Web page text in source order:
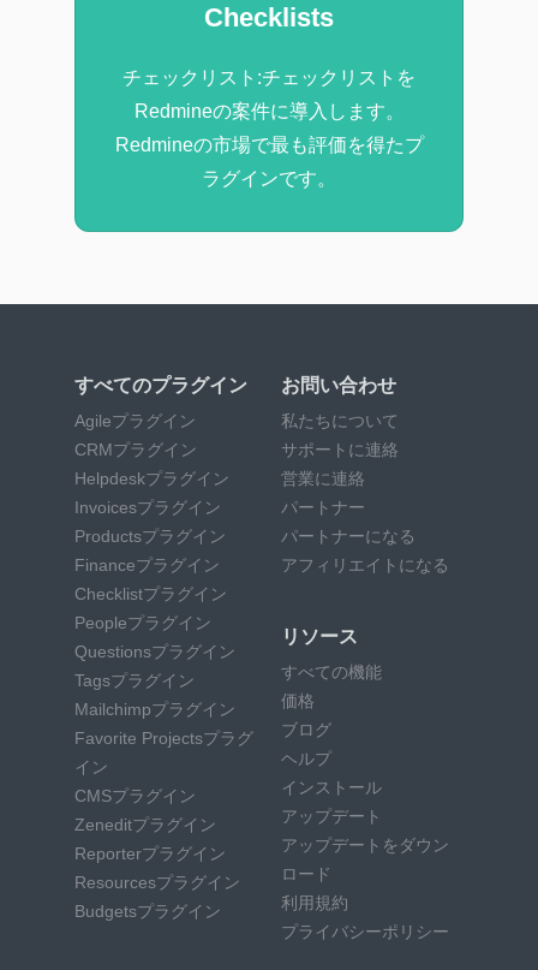
Checklists
チェックリスト:チェックリストを
Redmineの案件に導入します。
Redmineの市場で最も評価を得たプ
ラグインです。
すべてのプラグイン
Agileプラグイン
CRMプラグイン
Helpdeskプラグイン
Invoicesプラグイン
Productsプラグイン
Financeプラグイン
Checklistプラグイン
Peopleプラグイン
Questionsプラグイン
Tagsプラグイン
Mailchimpプラグイン
Favorite Projectsプラグ
イン
CMSプラグイン
Zeneditプラグイン
Reporterプラグイン
Resourcesプラグイン
Budgetsプラグイン
お問い合わせ
私たちについて
サポートに連絡
営業に連絡
パートナー
パートナーになる
アフィリエイトになる
リソース
すべての機能
価格
ブログ
ヘルプ
インストール
アップデート
アップデートをダウン
ロード
利用規約
プライバシーポリシー